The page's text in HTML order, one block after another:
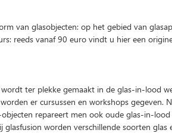
Do you own this
van glasobjecten: op het gebied van
reeds vanaf 90 euro vindt u hier een
ter plekke gemaakt in de glas-in-lood
er cursussen en workshops gegeven.
repareert men ook oude glas-in-
glasfusion worden verschillende soorten